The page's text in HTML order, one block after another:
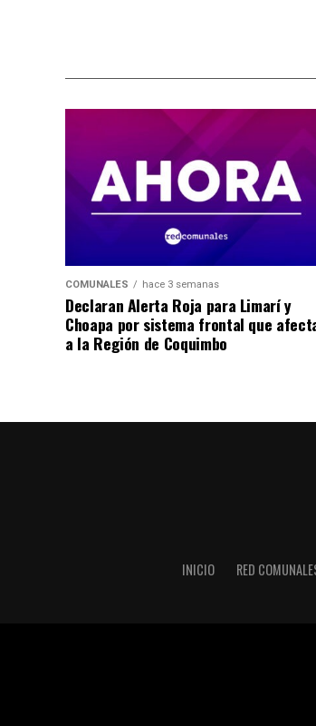
COMUNALES hace 3 semanas
Declaran Alerta Roja para Limarí y
Choapa por sistema frontal que
a la Región de Coquimbo
INICIO RED